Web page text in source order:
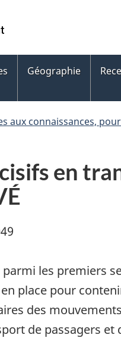
Géographie
aux connaissances,
en
les premiers
place pour
des
de passagers